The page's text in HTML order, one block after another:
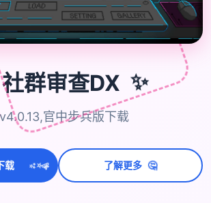
社群审查DX ✨
v4.0.13,官中步兵版下载
载 ✨⭐💫 了解更多 🤔